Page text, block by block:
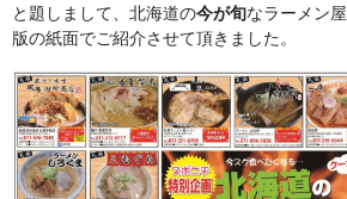
と題しまして、北海道の今が旬なラーメン
版の紙面でご紹介させて頂きました。